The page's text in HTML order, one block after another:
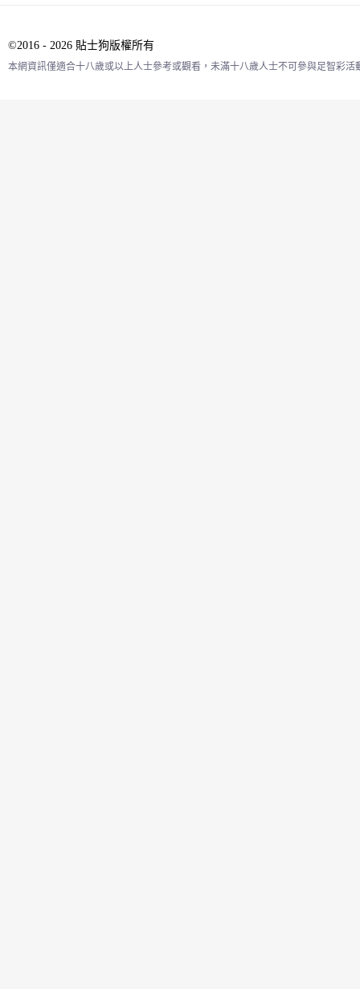
©2016 - 2026 貼士狗版權所有
本網資訊僅適合十八歲或以上人士參考或觀看，未滿十八歲人士不可參與足智彩